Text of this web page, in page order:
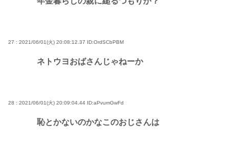
27 : 2021/06/01(火) 20:08:12.37 ID:OrdSCbPBM
ネトウヨおばさんじゃねーか
28 : 2021/06/01(火) 20:09:04.44 ID:aPvumGwFd
恥とかないのかなこのおじさんは